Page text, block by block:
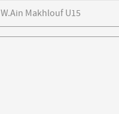
W.Ain Makhlouf U15